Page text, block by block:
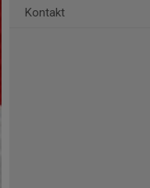
Kontakt